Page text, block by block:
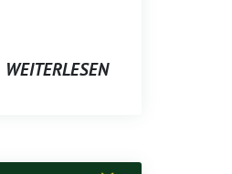
WEITERLESEN